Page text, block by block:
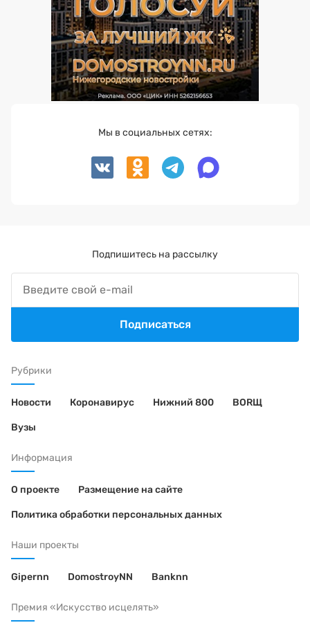
Рубрики
Новости Коронавирус Нижний 800 BORЩ
Вузы
Информация
О проекте Размещение на сайте
Политика обработки персональных данных
Наши проекты
Gipernn DomostroyNN Banknn
Премия «Искусство исцелять»
Мы в социальных сетях:
Подпишитесь на рассылку
Подписаться